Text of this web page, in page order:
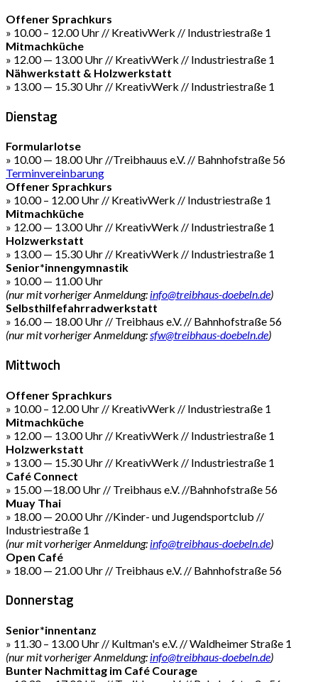
Offener Sprachkurs
» 10.00 – 12.00 Uhr // KreativWerk // Industriestraße 1
Mitmachküche
» 12.00 — 13.00 Uhr // KreativWerk // Industriestraße 1
Nähwerkstatt & Holzwerkstatt
» 13.00 — 15.30 Uhr // KreativWerk // Industriestraße 1
Dienstag
Formularlotse
» 10.00 — 18.00 Uhr //Treibhauus e.V. // Bahnhofstraße 56
Terminvereinbarung
Offener Sprachkurs
» 10.00 – 12.00 Uhr // KreativWerk // Industriestraße 1
Mitmachküche
» 12.00 — 13.00 Uhr // KreativWerk // Industriestraße 1
Holzwerkstatt
» 13.00 — 15.30 Uhr // KreativWerk // Industriestraße 1
Senior*innengymnastik
» 10.00 — 11.00 Uhr
(nur mit vorheriger Anmeldung: info@treibhaus-doebeln.de)
Selbsthilfefahrradwerkstatt
» 16.00 — 18.00 Uhr // Treibhaus e.V. // Bahnhofstraße 56
(nur mit vorheriger Anmeldung:sfw@treibhaus-doebeln.de)
Mittwoch
Offener Sprachkurs
» 10.00 – 12.00 Uhr // KreativWerk // Industriestraße 1
Mitmachküche
» 12.00 — 13.00 Uhr // KreativWerk // Industriestraße 1
Holzwerkstatt
» 13.00 — 15.30 Uhr // KreativWerk // Industriestraße 1
Café Connect
» 15.00 —18.00 Uhr // Treibhaus e.V. //Bahnhofstraße 56
Muay Thai
» 18.00 — 20.00 Uhr //Kinder- und Jugendsportclub //
Industriestraße 1
(nur mit vorheriger Anmeldung: info@treibhaus-doebeln.de)
Open Café
» 18.00 — 21.00 Uhr // Treibhaus e.V. // Bahnhofstraße 56
Donnerstag
Senior*innentanz
» 11.30 – 13.00 Uhr // Kultman's e.V. // Waldheimer Straße 1
(nur mit vorheriger Anmeldung: info@treibhaus-doebeln.de)
Bunter Nachmittag im Café Courage